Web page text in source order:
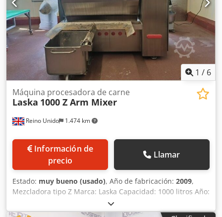
1 / 6
Reino Unido 1.474 km
Máquina procesadora de carne
Laska 1000 Z Arm Mixer
Información de
precio
Llamar
Estado: muy bueno (usado), Año de fabricación: 2009,
Mezcladora tipo Z Marca: Laska Capacidad: 1000 litros Año:
2009 Dsdpfxszl Ah Ej Akcock Doble eje, descarga por
inclinación Con elevador para contenedores En perfecto